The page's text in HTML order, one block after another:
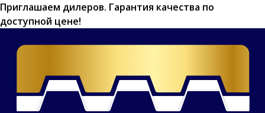
Приглашаем дилеров. Гарантия качества по
доступной цене!